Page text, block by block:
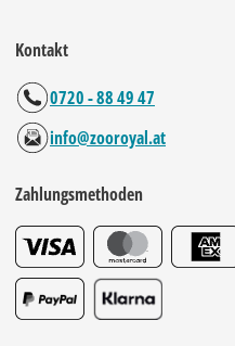
Kontakt
0720 - 88 49 47
info@zooroyal.at
Zahlungsmethoden